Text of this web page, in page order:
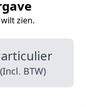
zien.
(Incl. BTW)